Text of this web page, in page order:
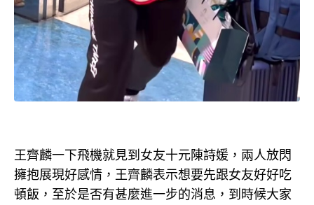
王齊麟一下飛機就見到女友十元陳詩媛，兩人放閃
擁抱展現好感情，王齊麟表示想要先跟女友好好吃
頓飯，至於是否有甚麼進一步的消息，到時候大家